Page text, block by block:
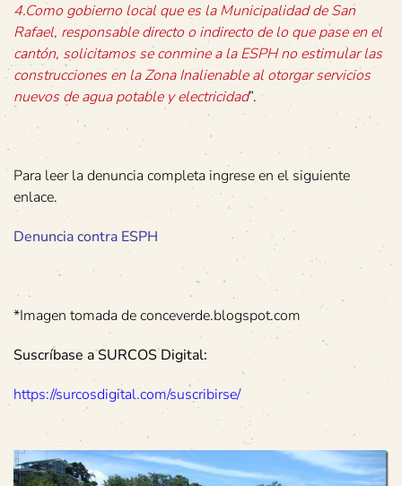
4.Como gobierno local que es la Municipalidad de San
Rafael, responsable directo o indirecto de lo que pase en el
cantón, solicitamos se conmine a la ESPH no estimular las
construcciones en la Zona Inalienable al otorgar servicios
nuevos de agua potable y electricidad”.
Para leer la denuncia completa ingrese en el siguiente
enlace.
Denuncia contra ESPH
*Imagen tomada de conceverde.blogspot.com
Suscríbase a SURCOS Digital:
https://surcosdigital.com/suscribirse/